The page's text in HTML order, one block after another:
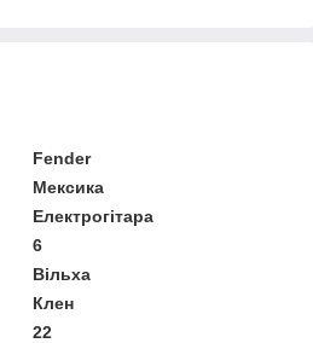
Fender
Мексика
Електрогітара
6
Вільха
Клен
22